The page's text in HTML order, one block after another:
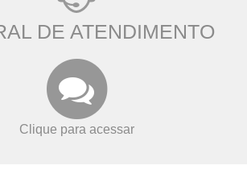
DE ATENDIMENTO
Clique para acessar